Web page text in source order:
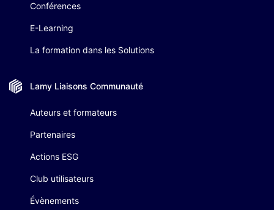
Conférences
E-Learning
La formation dans les Solutions
Lamy Liaisons Communauté
Auteurs et formateurs
Partenaires
Actions ESG
Club utilisateurs
Évènements